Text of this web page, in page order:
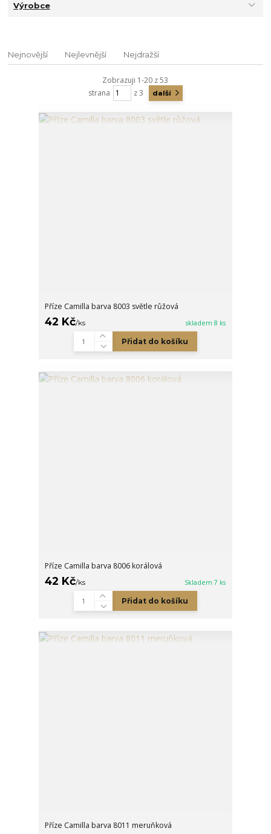
Výrobce
Nejnovější Nejlevnější Nejdražší
Zobrazuji 1-20 z 53
strana
z 3 další
Příze Camilla barva 8003 světle růžová
42 Kč/ks skladem 8 ks
Přidat do košíku
Příze Camilla barva 8006 korálová
42 Kč/ks Skladem 7 ks
Přidat do košíku
Příze Camilla barva 8011 meruňková